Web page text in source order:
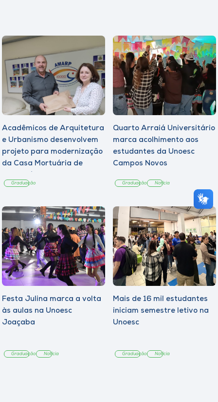
Acadêmicos de Arquitetura
e Urbanismo desenvolvem
projeto para modernização
da Casa Mortuária de
Graduação
Quarto Arraiá Universitário
marca acolhimento aos
estudantes da Unoesc
Campos Novos
Graduação Notícia
Festa Julina marca a volta
às aulas na Unoesc
Joaçaba
Graduação Notícia
Mais de 16 mil estudantes
iniciam semestre letivo na
Unoesc
Graduação Notícia